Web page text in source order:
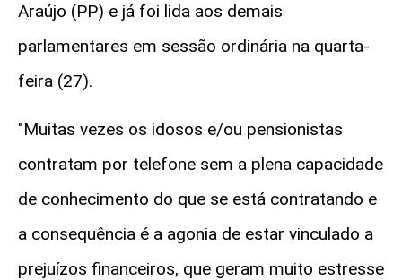
Araújo (PP) e já foi lida aos demais
parlamentares em sessão ordinária na quarta-
feira (27).
"Muitas vezes os idosos e/ou pensionistas
contratam por telefone sem a plena capacidade
de conhecimento do que se está contratando e
a consequência é a agonia de estar vinculado a
prejuízos financeiros, que geram muito estresse